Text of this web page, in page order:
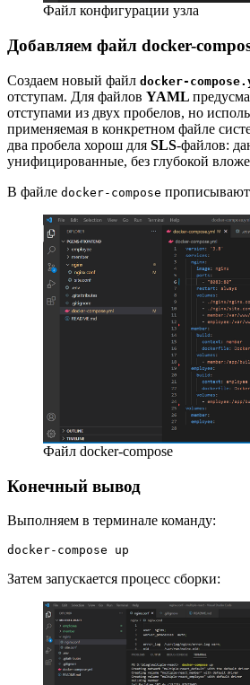
Файл конфигурации узла
Добавляем файл docker-
Создаем новый файл docker-
отступам. Для файлов YAML
отступами из двух пробелов, но
применяемая в конкретном файле
два пробела хорош для SLS-файлов:
унифицированные, без глубокой
В файле docker-compose
Файл docker-compose
Конечный вывод
Выполняем в терминале команду:
docker-compose up
Затем запускается процесс сборки: